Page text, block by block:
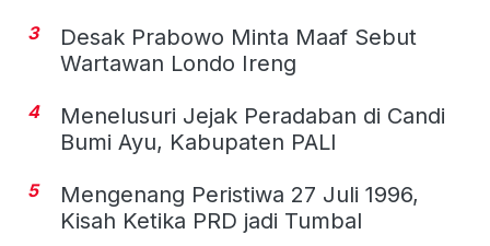
3
Desak Prabowo Minta Maaf Sebut
Wartawan Londo Ireng
4
Menelusuri Jejak Peradaban di Candi
Bumi Ayu, Kabupaten PALI
5
Mengenang Peristiwa 27 Juli 1996,
Kisah Ketika PRD jadi Tumbal